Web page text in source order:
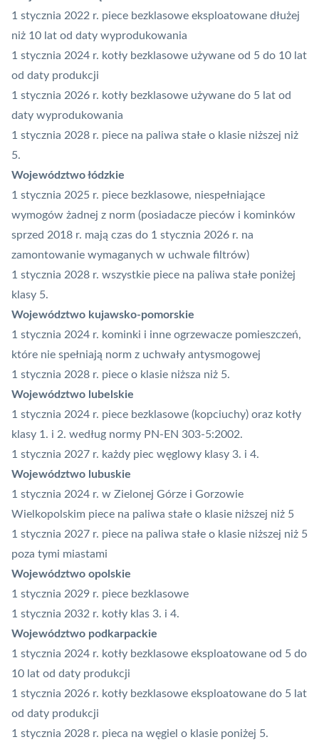
1 stycznia 2022 r. piece bezklasowe eksploatowane dłużej
niż 10 lat od daty wyprodukowania
1 stycznia 2024 r. kotły bezklasowe używane od 5 do 10 lat
od daty produkcji
1 stycznia 2026 r. kotły bezklasowe używane do 5 lat od
daty wyprodukowania
1 stycznia 2028 r. piece na paliwa stałe o klasie niższej niż
5.
Województwo łódzkie
1 stycznia 2025 r. piece bezklasowe, niespełniające
wymogów żadnej z norm (posiadacze pieców i kominków
sprzed 2018 r. mają czas do 1 stycznia 2026 r. na
zamontowanie wymaganych w uchwale filtrów)
1 stycznia 2028 r. wszystkie piece na paliwa stałe poniżej
klasy 5.
Województwo kujawsko-pomorskie
1 stycznia 2024 r. kominki i inne ogrzewacze pomieszczeń,
które nie spełniają norm z uchwały antysmogowej
1 stycznia 2028 r. piece o klasie niższa niż 5.
Województwo lubelskie
1 stycznia 2024 r. piece bezklasowe (kopciuchy) oraz kotły
klasy 1. i 2. według normy PN-EN 303-5:2002.
1 stycznia 2027 r. każdy piec węglowy klasy 3. i 4.
Województwo lubuskie
1 stycznia 2024 r. w Zielonej Górze i Gorzowie
Wielkopolskim piece na paliwa stałe o klasie niższej niż 5
1 stycznia 2027 r. piece na paliwa stałe o klasie niższej niż 5
poza tymi miastami
Województwo opolskie
1 stycznia 2029 r. piece bezklasowe
1 stycznia 2032 r. kotły klas 3. i 4.
Województwo podkarpackie
1 stycznia 2024 r. kotły bezklasowe eksploatowane od 5 do
10 lat od daty produkcji
1 stycznia 2026 r. kotły bezklasowe eksploatowane do 5 lat
od daty produkcji
1 stycznia 2028 r. pieca na węgiel o klasie poniżej 5.